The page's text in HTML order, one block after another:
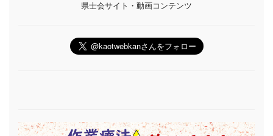
県士会サイト・動画コンテンツ